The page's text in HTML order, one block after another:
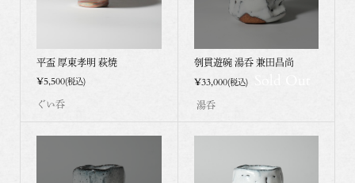
平盃 厚東孝明 萩焼
¥5,500(税込)
ぐい呑
刳貫遊碗 湯呑 兼田昌尚
¥33,000(税込)
湯呑